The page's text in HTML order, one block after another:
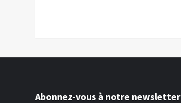
Abonnez-vous à notre newsletter